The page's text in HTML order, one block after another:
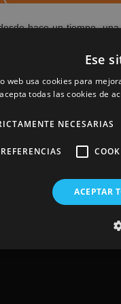
hace un tiempo,
un video con la
, una
de la
Real
y reforzar la
Ese
web usa cookies para
acepta todas las cookies de
NECESARIAS
ACEPTAR